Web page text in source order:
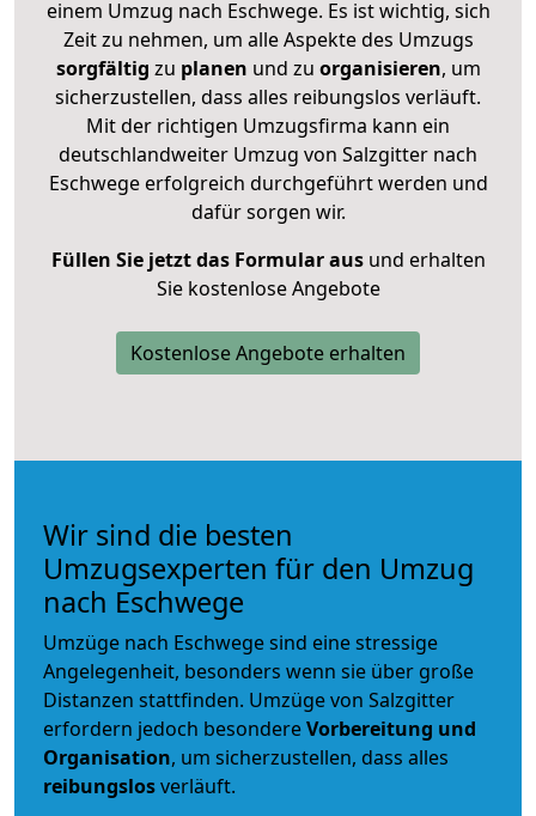
einem Umzug nach Eschwege. Es ist wichtig, sich
Zeit zu nehmen, um alle Aspekte des Umzugs
sorgfältig zu planen und zu organisieren, um
sicherzustellen, dass alles reibungslos verläuft.
Mit der richtigen Umzugsfirma kann ein
deutschlandweiter Umzug von Salzgitter nach
Eschwege erfolgreich durchgeführt werden und
dafür sorgen wir.
Füllen Sie jetzt das Formular ausund erhalten
Sie kostenlose Angebote
Kostenlose Angebote erhalten
Wir sind die besten
Umzugsexperten für den Umzug
nach Eschwege
Umzüge nach Eschwege sind eine stressige
Angelegenheit, besonders wenn sie über große
Distanzen stattfinden. Umzüge von Salzgitter
erfordern jedoch besondereVorbereitung und
Organisation, um sicherzustellen, dass alles
reibungslosverläuft.